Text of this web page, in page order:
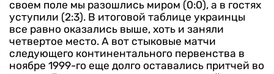
своем поле мы разошлись миром (0:0), а в гостях
уступили (2:3). В итоговой таблице украинцы
все равно оказались выше, хоть и заняли
четвертое место. А вот стыковые матчи
следующего континентального первенства в
ноябре 1999-го еще долго оставались притчей во